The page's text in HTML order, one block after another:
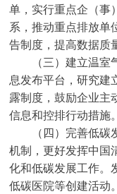
单，实行重点企（事
系，推动重点排放单
告制度，提高数据质
（三）建立温室气
息发布平台，研究建
露制度，鼓励企业主
信息和控排行动措施
（四）完善低碳发
机制，更好发挥中国
化和低碳发展工作。
低碳医院等创建活动